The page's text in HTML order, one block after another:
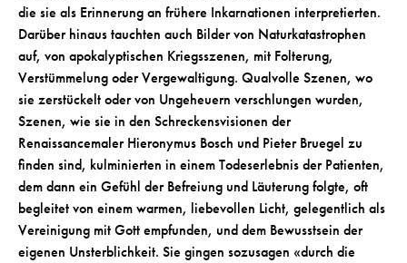
die sie als Erinnerung an frühere Inkarnationen interpretierten.
Darüber hinaus tauchten auch Bilder von Naturkatastrophen
auf, von apokalyptischen Kriegsszenen, mit Folterung,
Verstümmelung oder Vergewaltigung. Qualvolle Szenen, wo
sie zerstückelt oder von Ungeheuern verschlungen wurden,
Szenen, wie sie in den Schreckensvisionen der
Renaissancemaler Hieronymus Bosch und Pieter Bruegel zu
finden sind, kulminierten in einem Todeserlebnis der Patienten,
dem dann ein Gefühl der Befreiung und Läuterung folgte, oft
begleitet von einem warmen, liebevollen Licht, gelegentlich als
Vereinigung mit Gott empfunden, und dem Bewusstsein der
eigenen Unsterblichkeit. Sie gingen sozusagen «durch die